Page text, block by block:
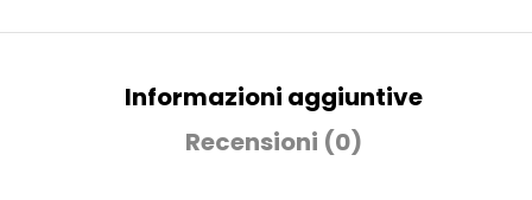
Informazioni aggiuntive
Recensioni (0)